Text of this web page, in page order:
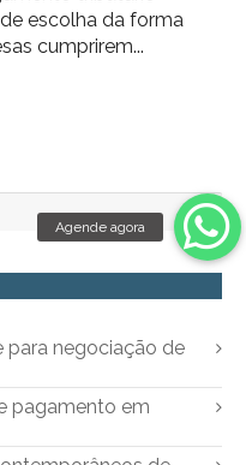
escolha da forma
cumprirem...
para negociação de
pagamento em